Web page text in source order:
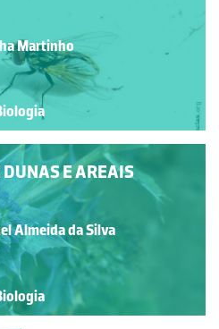
Martinho
E AREAIS
Almeida da Silva